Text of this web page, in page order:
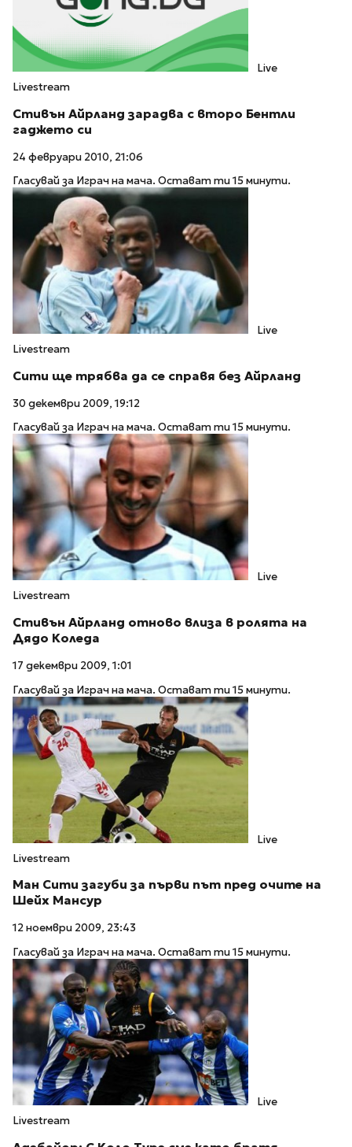
Live
Livestream
Стивън Айрланд зарадва с второ Бентли
гаджето си
24 февруари 2010, 21:06
Гласувай за Играч на мача. Остават ти 15 минути.
Live
Livestream
Сити ще трябва да се справя без Айрланд
30 декември 2009, 19:12
Гласувай за Играч на мача. Остават ти 15 минути.
Live
Livestream
Стивън Айрланд отново влиза в ролята на
Дядо Коледа
17 декември 2009, 1:01
Гласувай за Играч на мача. Остават ти 15 минути.
Live
Livestream
Ман Сити загуби за първи път пред очите на
Шейх Мансур
12 ноември 2009, 23:43
Гласувай за Играч на мача. Остават ти 15 минути.
Live
Livestream